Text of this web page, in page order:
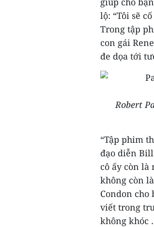
lộ: “Tôi sẽ
Trong tập
con gái
đe dọa tới
Robert
“Tập phim
đạo diễn
cô ấy còn là
không còn
Condon
viết trong
không khóc